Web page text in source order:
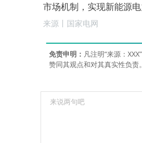
市场机制，实现新能源
来源丨国家电网
免责申明： 凡注明“来源：
赞同其观点和对其真实性负责